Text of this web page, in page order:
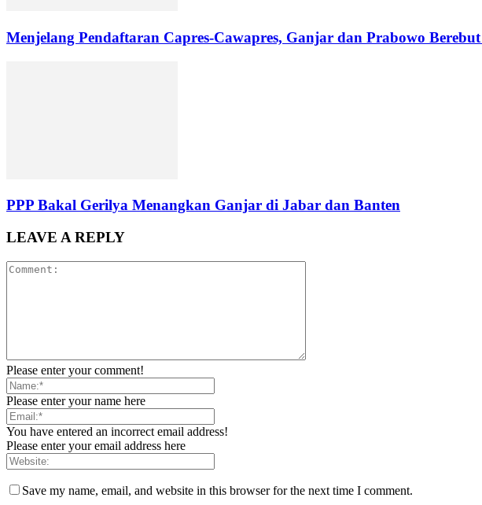
Menjelang Pendaftaran Capres-Cawapres, Ganjar dan Prabowo
PPP Bakal Gerilya Menangkan Ganjar di Jabar dan Banten
LEAVE A REPLY
Please enter your comment!
Please enter your name here
You have entered an incorrect email address!
Please enter your email address here
Save my name, email, and website in this browser for the next time I comment.